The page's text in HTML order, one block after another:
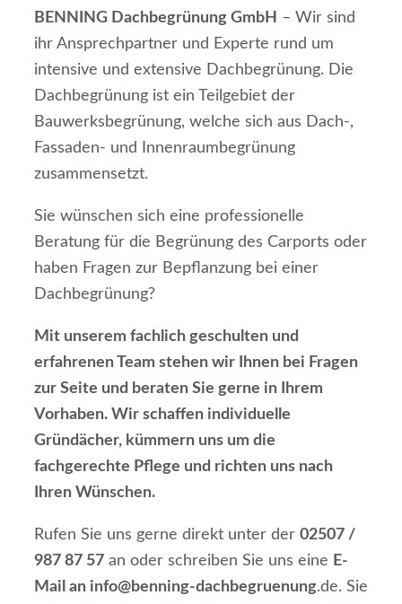
BENNING Dachbegrünung GmbH – Wir sind
ihr Ansprechpartner und Experte rund um
intensive und extensive Dachbegrünung. Die
Dachbegrünung ist ein Teilgebiet der
Bauwerksbegrünung, welche sich aus Dach-,
Fassaden- und Innenraumbegrünung
zusammensetzt.
Sie wünschen sich eine professionelle
Beratung für die Begrünung des Carports oder
haben Fragen zur Bepflanzung bei einer
Dachbegrünung?
Mit unserem fachlich geschulten und
erfahrenen Team stehen wir Ihnen bei Fragen
zur Seite und beraten Sie gerne in Ihrem
Vorhaben. Wir schaffen individuelle
Gründächer, kümmern uns um die
fachgerechte Pflege und richten uns nach
Ihren Wünschen.
Rufen Sie uns gerne direkt unter der 02507 /
987 87 57an oder schreiben Sie uns eine E-
Mail an info@benning-dachbegruenung.de. Sie